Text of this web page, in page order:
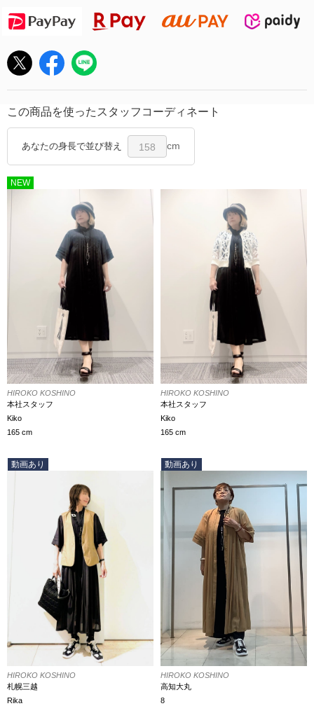
この商品を使ったスタッフコーディネート
あなたの身長で並び替え 158 cm
NEW
HIROKO KOSHINO
本社スタッフ
Kiko
165 cm
HIROKO KOSHINO
本社スタッフ
Kiko
165 cm
動画あり
HIROKO KOSHINO
札幌三越
Rika
動画あり
HIROKO KOSHINO
高知大丸
8